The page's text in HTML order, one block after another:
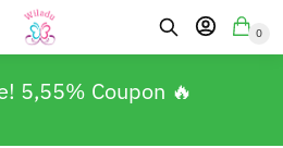
0
5,55% Coupon 🔥